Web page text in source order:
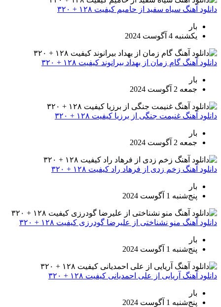
دانلود آهنگ سیاه سفید از حامیم کیفیت ۱۲۸ + ۳۲۰
بار
یکشنبه 4 آگوست 2024
دانلود آهنگ گام زمان از بهداد بیرانوند کیفیت ۱۲۸ + ۳۲۰
بار
جمعه 2 آگوست 2024
دانلود آهنگ غنیمت جنگی از برزیا کیفیت ۱۲۸ + ۳۲۰
بار
جمعه 2 آگوست 2024
دانلود آهنگ زخم زدی از فرهاد راد کیفیت ۱۲۸ + ۳۲۰
بار
پنج‌شنبه 1 آگوست 2024
دانلود آهنگ منو نشناختی از علیرضا گودرزی کیفیت ۱۲۸ + ۳۲۰
بار
پنج‌شنبه 1 آگوست 2024
دانلود آهنگ آریایی از علی احمدیانی کیفیت ۱۲۸ + ۳۲۰
بار
پنج‌شنبه 1 آگوست 2024